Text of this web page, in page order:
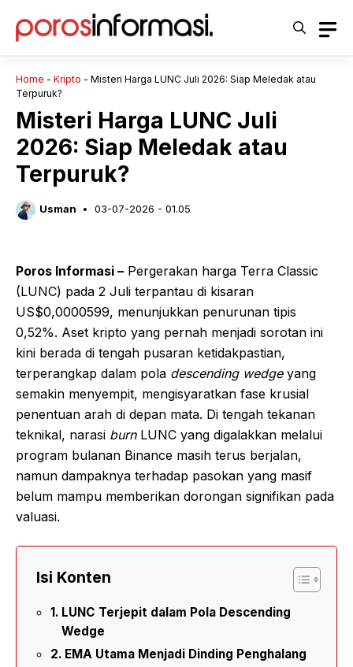
Home - Kripto - Misteri Harga LUNC Juli 2026: Siap Meledak atau
Terpuruk?
Misteri Harga LUNC Juli
2026: Siap Meledak atau
Terpuruk?
Usman 03-07-2026 - 01.05
Poros Informasi – Pergerakan harga Terra Classic
(LUNC) pada 2 Juli terpantau di kisaran
US$0,0000599, menunjukkan penurunan tipis
0,52%. Aset kripto yang pernah menjadi sorotan ini
kini berada di tengah pusaran ketidakpastian,
terperangkap dalam pola descending wedgeyang
semakin menyempit, mengisyaratkan fase krusial
penentuan arah di depan mata. Di tengah tekanan
teknikal, narasi burnLUNC yang digalakkan melalui
program bulanan Binance masih terus berjalan,
namun dampaknya terhadap pasokan yang masif
belum mampu memberikan dorongan signifikan pada
valuasi.
Isi Konten
LUNC Terjepit dalam Pola Descending
Wedge
EMA Utama Menjadi Dinding Penghalang